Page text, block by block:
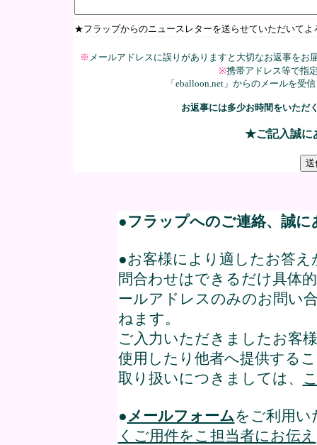
★フラップからのニュースレターを送らせていただい
※ メールアドレスに誤りがありますと大切なお返事をお
※携帯アドレス等で指
「eballoon.net」からのメールを受
お返事には多少お時間をいただ
★ご記入誠に
●フラップへのご連絡、誠
●お客様により適したお答
問合わせはできるだけ具体
ールアドレスのみのお問い
ねます。
ご入力いただきましたお客
使用したり他者へ提供する
取り扱いにつきましては、
●メールフォームをご利用
くご用件をこ担当者にお伝え